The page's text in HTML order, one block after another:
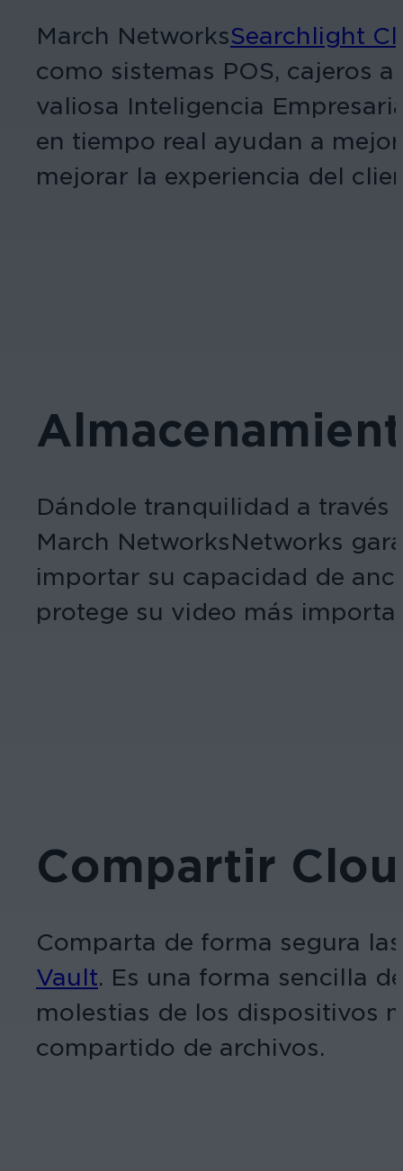
March NetworksSearchlight
como sistemas POS, cajeros
valiosa Inteligencia
en tiempo real ayudan a
mejorar la experiencia del
Dándole tranquilidad a
March NetworksNetworks
importar su capacidad de
protege su video más
Compartir
Comparta de forma segura
Vault. Es una forma sencilla
molestias de los dispositivos
compartido de archivos.